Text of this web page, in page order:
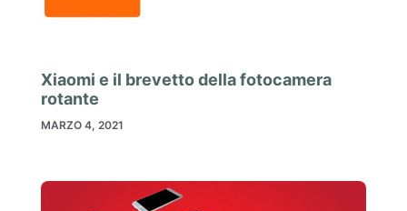
Xiaomi e il brevetto della fotocamera
rotante
MARZO 4, 2021